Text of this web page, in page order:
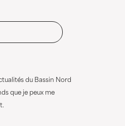
du Bassin Nord
que je peux me